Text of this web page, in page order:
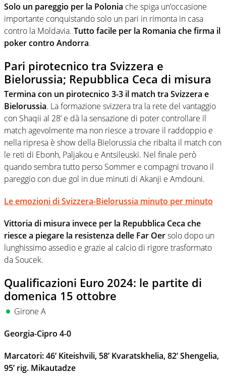
Solo un pareggio per la Polonia che spiga un’occasione
importante conquistando solo un pari in rimonta in casa
contro la Moldavia. Tutto facile per la Romania che firma il
poker contro Andorra.
Pari pirotecnico tra Svizzera e
Bielorussia; Repubblica Ceca di misura
Termina con un pirotecnico 3-3 il match tra Svizzera e
Bielorussia. La formazione svizzera tra la rete del vantaggio
con Shaqii al 28’ e dà la sensazione di poter controllare il
match agevolmente ma non riesce a trovare il raddoppio e
nella ripresa è show della Bielorussia che ribalta il match con
le reti di Ebonh, Paljakou e Antsileuski. Nel finale però
quando sembra tutto perso Sommer e compagni trovano il
pareggio con due gol in due minuti di Akanji e Amdouni.
Le emozioni di Svizzera-Bielorussia minuto per minuto
Vittoria di misura invece per la Repubblica Ceca che
riesce a piegare la resistenza delle Far Oersolo dopo un
lunghissimo assedio e grazie al calcio di rigore trasformato
da Soucek.
Qualificazioni Euro 2024: le partite di
domenica 15 ottobre
Girone A
Georgia-Cipro 4-0
Marcatori: 46’ Kiteishvili, 58’ Kvaratskhelia, 82’ Shengelia,
95’ rig. Mikautadze